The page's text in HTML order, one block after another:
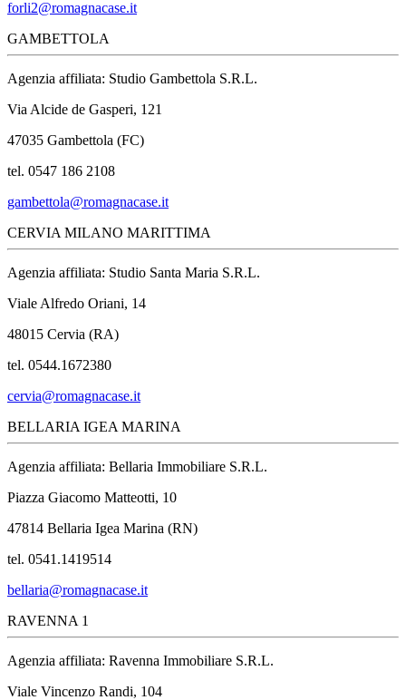
forli2@romagnacase.it
GAMBETTOLA
Agenzia affiliata: Studio Gambettola S.R.L.
Via Alcide de Gasperi, 121
47035 Gambettola (FC)
tel. 0547 186 2108
gambettola@romagnacase.it
CERVIA MILANO MARITTIMA
Agenzia affiliata: Studio Santa Maria S.R.L.
Viale Alfredo Oriani, 14
48015 Cervia (RA)
tel. 0544.1672380
cervia@romagnacase.it
BELLARIA IGEA MARINA
Agenzia affiliata: Bellaria Immobiliare S.R.L.
Piazza Giacomo Matteotti, 10
47814 Bellaria Igea Marina (RN)
tel. 0541.1419514
bellaria@romagnacase.it
RAVENNA 1
Agenzia affiliata: Ravenna Immobiliare S.R.L.
Viale Vincenzo Randi, 104